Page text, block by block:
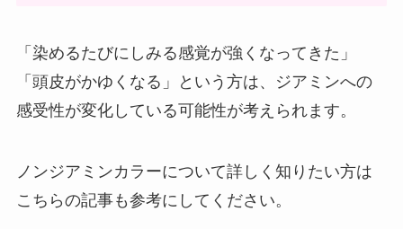
「染めるたびにしみる感覚が強くなってきた」
「頭皮がかゆくなる」という方は、ジアミンへの
感受性が変化している可能性が考えられます。
ノンジアミンカラーについて詳しく知りたい方は
こちらの記事も参考にしてください。